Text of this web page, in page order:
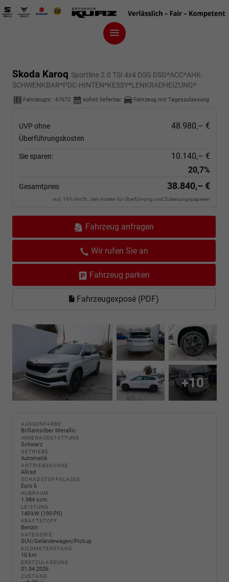
Skoda Karoq Sportline 2.0 TSI 4x4 DSG DSG*ACC*AHK-
SCHWENKBAR*PDC-HINTEN*KESSY*LENKRADHEIZUNG*
Fahrzeugnr.: 67672 sofort lieferbar Fahrzeug mit Tageszulassung
UVP ohne
Überführungskosten
48.980,– €
Sie sparen:
10.140,– €
20,7%
Gesamtpreis 38.840,– €
incl. 19% MwSt., den Kosten für Überführung und Zulassungspapieren
Fahrzeug anfragen
Wir rufen Sie an
Fahrzeug parken
Fahrzeugexposé (PDF)
+10
AUSSENFARBE
Brillantsilber Metallic
INNENAUSSTATTUNG
Schwarz
GETRIEBE
Automatik
ANTRIEBSACHSE
Allrad
SCHADSTOFFKLASSE
Euro 6
HUBRAUM
1.984 ccm
LEISTUNG
140 kW (190 PS)
KRAFTSTOFF
Benzin
KATEGORIE
SUV/Geländewagen/Pickup
KILOMETERSTAND
10 km
ERSTZULASSUNG
01.04.2026
ZUSTAND